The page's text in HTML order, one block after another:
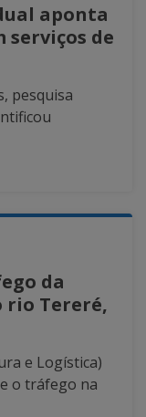
aponta
serviços de
pesquisa
da
rio Tereré,
e Logística)
o tráfego na